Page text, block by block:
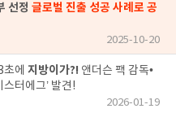
선정 글로벌 진출 성공 사례로 공
2025-10-20
에 지방이가?! 앤더슨 팩 감독•
터에그’ 발견!
2026-01-19